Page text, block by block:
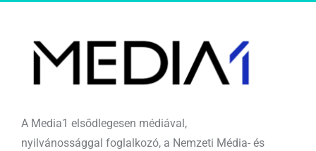
A Media1 elsődlegesen médiával,
nyilvánossággal foglalkozó, a Nemzeti Média- és